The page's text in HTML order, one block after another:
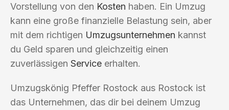
Vorstellung von den Kosten haben. Ein Umzug
kann eine große finanzielle Belastung sein, aber
mit dem richtigen Umzugsunternehmen kannst
du Geld sparen und gleichzeitig einen
zuverlässigen Service erhalten.
Umzugskönig Pfeffer Rostock aus Rostock ist
das Unternehmen, das dir bei deinem Umzug